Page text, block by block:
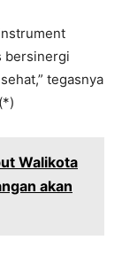
bersinergi
tegasnya
Walikota
akan